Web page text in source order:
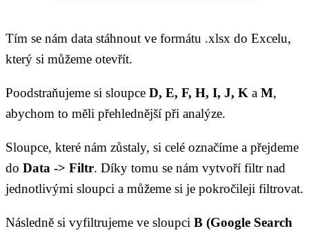
Tím se nám data stáhnout ve formátu .xlsx do Excelu,
který si můžeme otevřít.
Poodstraňujeme si sloupce D, E, F, H, I, J, K a M,
abychom to měli přehlednější při analýze.
Sloupce, které nám zůstaly, si celé označíme a přejdeme
do Data -> Filtr. Díky tomu se nám vytvoří filtr nad
jednotlivými sloupci a můžeme si je pokročileji filtrovat.
Následně si vyfiltrujeme ve sloupci B (Google Search